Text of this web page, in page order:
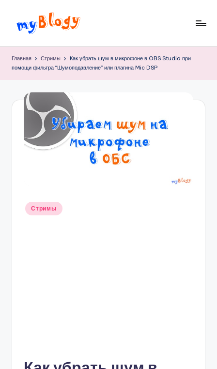
Перейти
y
B
простого
Главная Стримы
Как убрать шум в микрофоне в OBS Studio при
помощи фильтра “Шумоподавление” или плагина Mic DSP
Опубликовано
Стримы